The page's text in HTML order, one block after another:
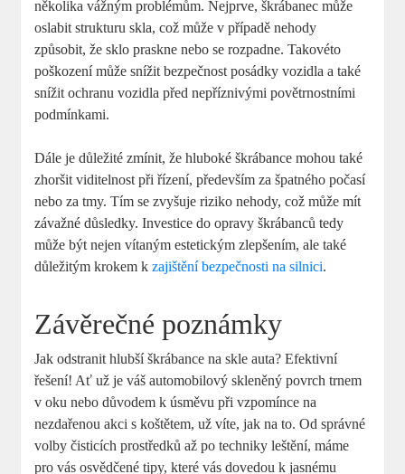
několika vážným problémům. Nejprve, škrábanec ‍může
oslabit strukturu skla, což může v případě nehody
způsobit, že sklo praskne nebo se rozpadne. Takovéto
‍poškození ​může snížit bezpečnost posádky vozidla ⁤a také
snížit ochranu vozidla před nepříznivými povětrnostními‍
podmínkami.
Dále⁤ je důležité zmínit, že hluboké škrábance ⁢mohou také
‍zhoršit ⁣viditelnost‍ při řízení, především ​za špatného počasí
nebo za tmy. Tím se⁣ zvyšuje riziko nehody, což⁢ může ​mít
závažné důsledky. Investice do opravy⁢ škrábanců tedy⁢
může​ být ⁢nejen vítaným estetickým ‍zlepšením, ale také‌
důležitým ‌krokem kzajištění bezpečnosti na silnici.
Závěrečné poznámky
Jak odstranit hlubší ⁢škrábance na skle auta? Efektivní
řešení! ⁣Ať už je váš automobilový skleněný povrch trnem
v oku nebo důvodem k úsměvu při vzpomínce na
nezdařenou akci s ⁤koštětem, už⁤ víte, jak na⁣ to. Od správné
volby čisticích prostředků až ​po techniky leštění, máme
⁣pro‌ vás osvědčené tipy, které vás dovedou k jasnému